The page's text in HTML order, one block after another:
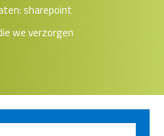
sharepoint
we verzorgen